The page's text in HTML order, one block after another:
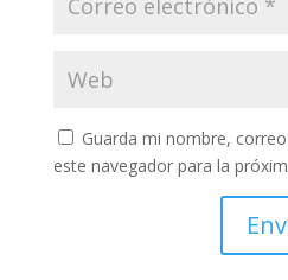
Guarda mi nombre,
este navegador para la